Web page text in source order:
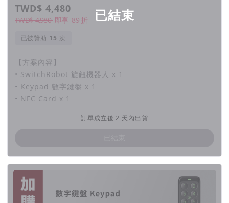
已結束
TWD$ 4,480
TWD$ 4,980 即享 89折
已被贊助 次
【方案內容】
• SwitchRobot 旋鈕機器人 x 1
• Keypad 數字鍵盤 x 1
• NFC Card x 1
訂單成立後 2 天內出貨